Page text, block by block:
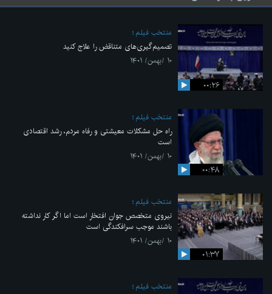
۰۰:۲۶
منتخب فیلم
تصمیم‌گیری‌های متناقض را علاج کنید
۱۰ /بهمن/ ۱۴۰۱
۰۰:۴۸
منتخب فیلم
راه حل مشکلات معیشتی و رفاه مردم، رشد اقتصادی
است
۱۰ /بهمن/ ۱۴۰۱
۰۱:۳۷
منتخب فیلم
نیروی متخصص جوان افتخار است اما اگر کار نداشته
باشند موجب سرافکندگی است
۱۰ /بهمن/ ۱۴۰۱
منتخب فیلم